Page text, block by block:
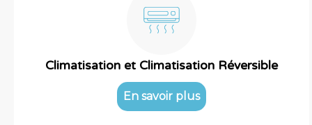
Climatisation et Climatisation Réversible
En savoir plus